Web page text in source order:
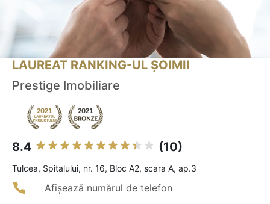
LAUREAT RANKING-UL ȘOIMII
Prestige Imobiliare
8.4 (10)
Tulcea, Spitalului, nr. 16, Bloc A2, scara A, ap.3
Afișează numărul de telefon